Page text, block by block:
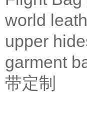
world
upper
garment
带定制